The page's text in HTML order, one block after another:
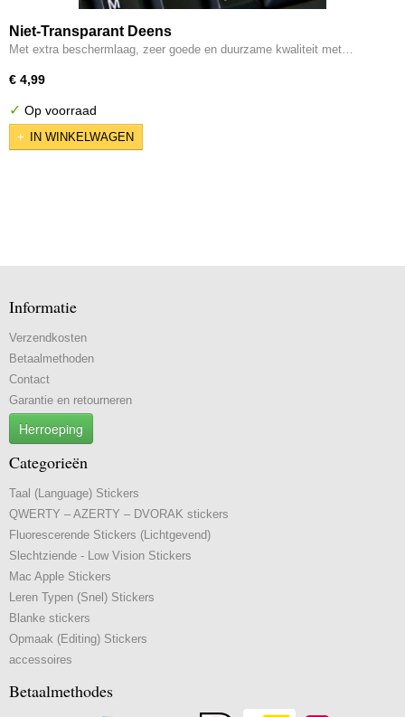
Niet-Transparant Deens
Met extra beschermlaag, zeer goede en duurzame kwaliteit met…
€ 4,99
✓ Op voorraad
IN WINKELWAGEN
Informatie
Verzendkosten
Betaalmethoden
Contact
Garantie en retourneren
Herroeping
Categorieën
Taal (Language) Stickers
QWERTY – AZERTY – DVORAK stickers
Fluorescerende Stickers (Lichtgevend)
Slechtziende - Low Vision Stickers
Mac Apple Stickers
Leren Typen (Snel) Stickers
Blanke stickers
Opmaak (Editing) Stickers
accessoires
Betaalmethodes